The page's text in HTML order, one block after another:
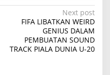
Next post
FIFA LIBATKAN WEIRD
GENIUS DALAM
PEMBUATAN SOUND
TRACK PIALA DUNIA U-20